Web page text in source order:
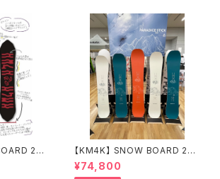
25/
【KM4K】 SNOW BOARD 25/
26 "PARADICE STICK" パラ
ダイススティック
¥74,800